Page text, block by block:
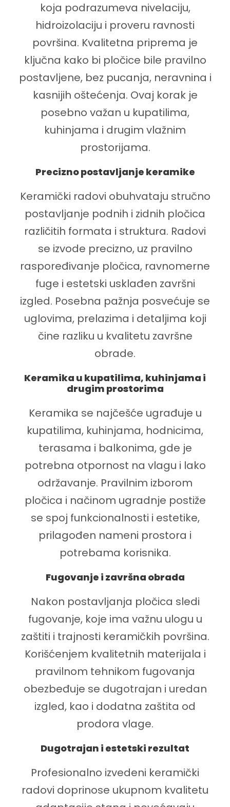
koja podrazumeva nivelaciju,
hidroizolaciju i proveru ravnosti
površina. Kvalitetna priprema je
ključna kako bi pločice bile pravilno
postavljene, bez pucanja, neravnina i
kasnijih oštećenja. Ovaj korak je
posebno važan u kupatilima,
kuhinjama i drugim vlažnim
prostorijama.
Precizno postavljanje keramike
Keramički radovi obuhvataju stručno
postavljanje podnih i zidnih pločica
različitih formata i struktura. Radovi
se izvode precizno, uz pravilno
raspoređivanje pločica, ravnomerne
fuge i estetski usklađen završni
izgled. Posebna pažnja posvećuje se
uglovima, prelazima i detaljima koji
čine razliku u kvalitetu završne
obrade.
Keramika u kupatilima, kuhinjama i
drugim prostorima
Keramika se najčešće ugrađuje u
kupatilima, kuhinjama, hodnicima,
terasama i balkonima, gde je
potrebna otpornost na vlagu i lako
održavanje. Pravilnim izborom
pločica i načinom ugradnje postiže
se spoj funkcionalnosti i estetike,
prilagođen nameni prostora i
potrebama korisnika.
Fugovanje i završna obrada
Nakon postavljanja pločica sledi
fugovanje, koje ima važnu ulogu u
zaštiti i trajnosti keramičkih površina.
Korišćenjem kvalitetnih materijala i
pravilnom tehnikom fugovanja
obezbeđuje se dugotrajan i uredan
izgled, kao i dodatna zaštita od
prodora vlage.
Dugotrajan i estetski rezultat
Profesionalno izvedeni keramički
radovi doprinose ukupnom kvalitetu